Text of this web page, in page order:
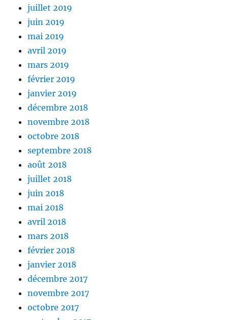
juillet 2019
juin 2019
mai 2019
avril 2019
mars 2019
février 2019
janvier 2019
décembre 2018
novembre 2018
octobre 2018
septembre 2018
août 2018
juillet 2018
juin 2018
mai 2018
avril 2018
mars 2018
février 2018
janvier 2018
décembre 2017
novembre 2017
octobre 2017